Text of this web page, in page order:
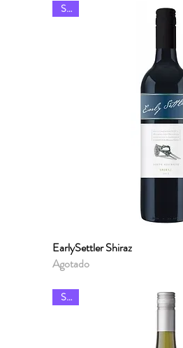
Sale
EarlySettler Shiraz
Agotado
Sale